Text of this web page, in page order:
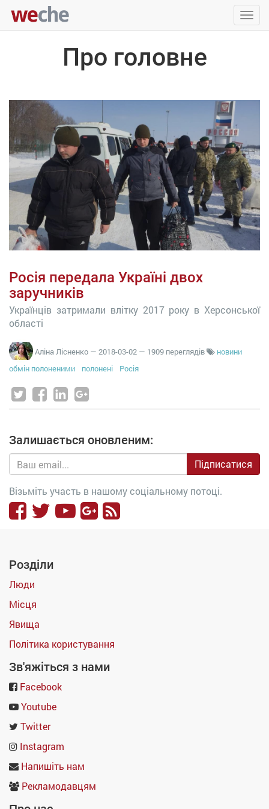
Про головне
Росія передала Україні двох
заручників
Українців затримали влітку 2017 року в Херсонської
області
Аліна Лісненко — 2018-03-02 — 1909 переглядів
новини
обмін полоненими
полонені Росія
Залишається оновленим:
Підписатися
Візьміть участь в нашому соціальному потоці.
Розділи
Люди
Місця
Явища
Політика користування
Зв'яжіться з нами
Facebook
Youtube
Twitter
Instagram
Напишіть нам
Рекламодавцям